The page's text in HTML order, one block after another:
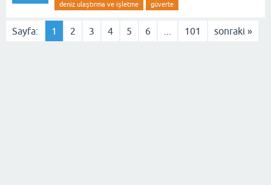
deniz ulaştırma ve işletme
güverte
Sayfa: 1 2 3 4 5 6 101 sonraki »